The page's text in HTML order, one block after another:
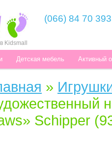
Kidsmall
(066) 84 70 393
Детская мебель Активный
»
Schipper